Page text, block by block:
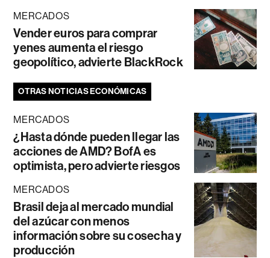
MERCADOS
Vender euros para comprar
yenes aumenta el riesgo
geopolítico, advierte BlackRock
OTRAS NOTICIAS ECONÓMICAS
MERCADOS
¿Hasta dónde pueden llegar las
acciones de AMD? BofA es
optimista, pero advierte riesgos
MERCADOS
Brasil deja al mercado mundial
del azúcar con menos
información sobre su cosecha y
producción